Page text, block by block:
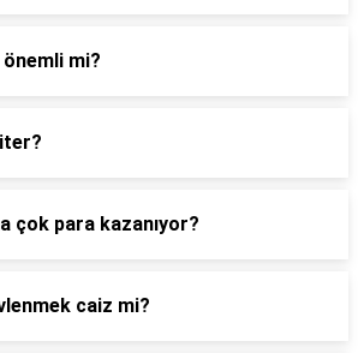
mi?
çok para kazanıyor?
caiz mi?